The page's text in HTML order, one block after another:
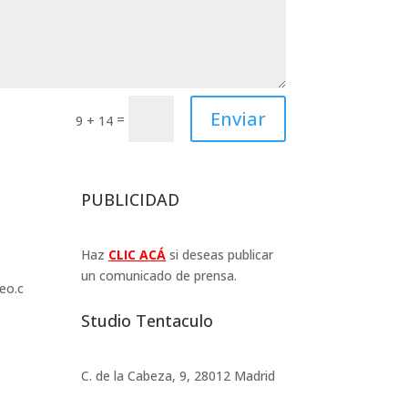
9 + 14= Enviar
PUBLICIDAD
Haz CLICACÁ si deseas publicar
un comunicado de prensa.
Studio Tentaculo
C. de la Cabeza, 9, 28012 Madrid